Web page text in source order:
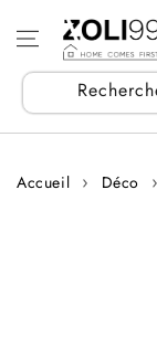
contenu
Accueil Déco